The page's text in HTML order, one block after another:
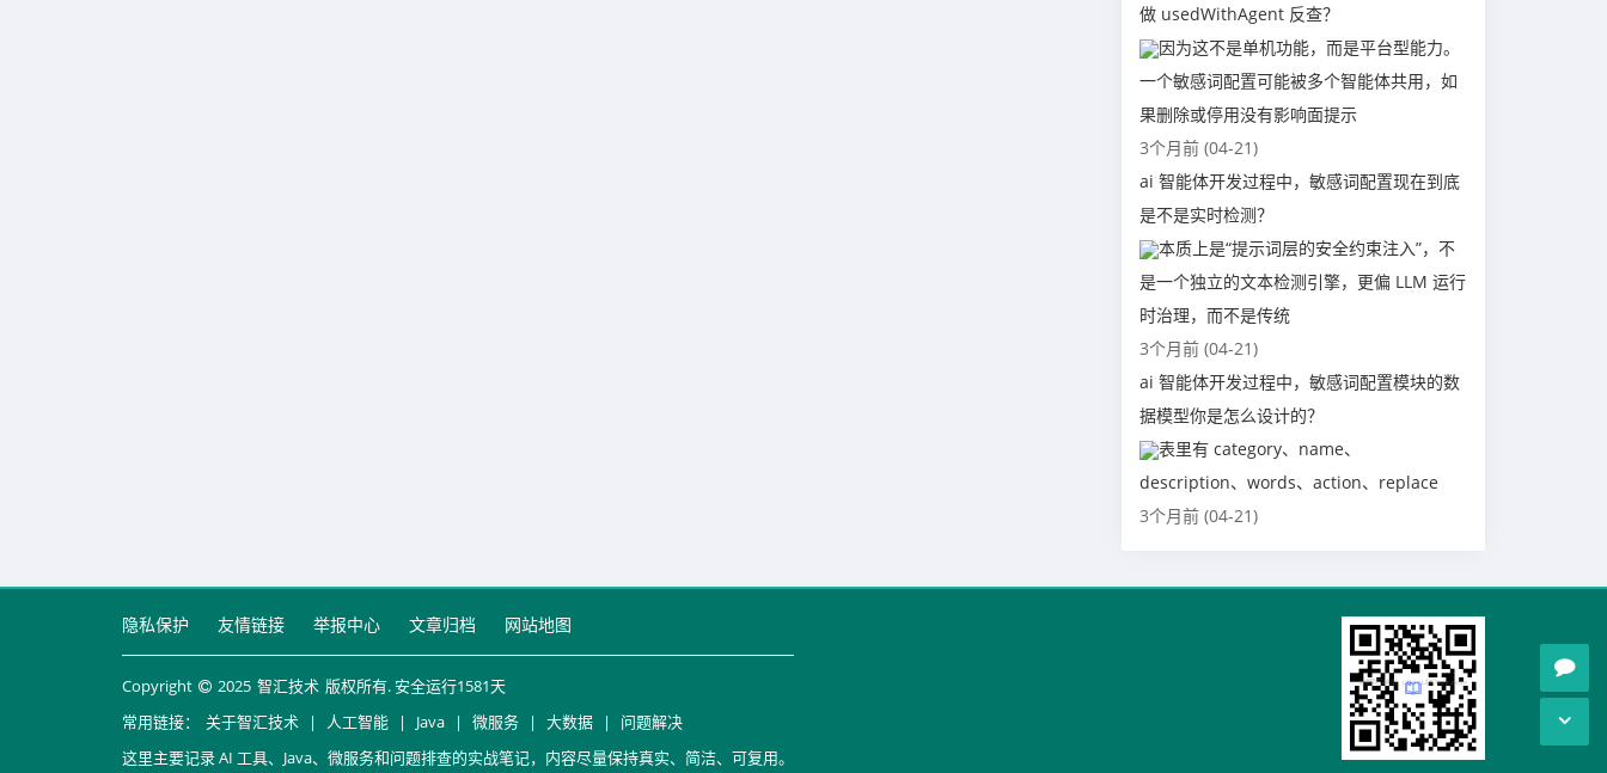
做 usedWithAgent 反查？
因为这不是单机功能，而是平台型能力。
一个敏感词配置可能被多个智能体共用，如
果删除或停用没有影响面提示
3个月前 (04-21)
ai 智能体开发过程中，敏感词配置现在到底
是不是实时检测？
本质上是“提示词层的安全约束注入”，不
是一个独立的文本检测引擎，更偏 LLM 运行
时治理，而不是传统
3个月前 (04-21)
ai 智能体开发过程中，敏感词配置模块的数
据模型你是怎么设计的？
表里有 category、name、
description、words、action、replace
3个月前 (04-21)
隐私保护 友情链接 举报中心 文章归档 网站地图
Copyright 2025 智汇技术 版权所有. 安全运行1581天
常用链接：
关于智汇技术 | 人工智能 | Java | 微服务 | 大数据 |
问题解决
这里主要记录 AI 工具、Java、微服务和问题排查的实战笔记，内容尽量保持真实、简洁、可复用。